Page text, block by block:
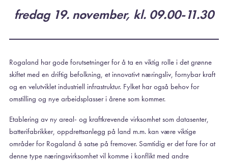
fredag 19. november, kl. 09.00-11.30
Rogaland har gode forutsetninger for å ta en viktig rolle i det grønne
skiftet med en driftig befolkning, et innovativt næringsliv, fornybar kraft
og en velutviklet industriell infrastruktur. Fylket har også behov for
omstilling og nye arbeidsplasser i årene som kommer.
Etablering av ny areal- og kraftkrevende virksomhet som datasenter,
batterifabrikker, oppdrettsanlegg på land m.m. kan være viktige
områder for Rogaland å satse på fremover. Samtidig er det fare for at
denne type næringsvirksomhet vil komme i konflikt med andre